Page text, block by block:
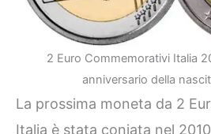
2 Euro Commemorativi Italia
anniversario della
La prossima moneta da 2
Italia è stata coniata nel